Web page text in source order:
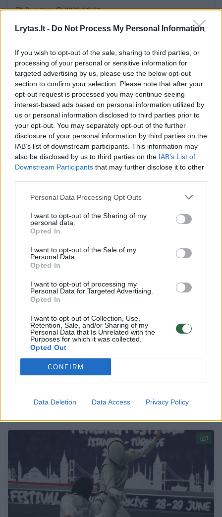
Lrytas.lt - Do Not Process My Personal Information
If you wish to opt-out of the sale, sharing to third parties, or
processing of your personal or sensitive information for
targeted advertising by us, please use the below opt-out
section to confirm your selection. Please note that after your
opt-out request is processed you may continue seeing
interest-based ads based on personal information utilized by
us or personal information disclosed to third parties prior to
your opt-out. You may separately opt-out of the further
disclosure of your personal information by third parties on the
IAB’s list of downstream participants. This information may
also be disclosed by us to third parties on the IAB’s List of
Downstream Participants that may further disclose it to other
Personal Data Processing Opt Outs
I want to opt-out of the Sharing of my
personal data.
Opted In
I want to opt-out of the Sale of my
Personal Data.
Opted In
I want to opt-out of processing my
Personal Data for Targeted Advertising.
Opted In
I want to opt-out of Collection, Use,
Retention, Sale, and/or Sharing of my
Personal Data that Is Unrelated with the
Purposes for which it was collected.
Opted Out
CONFIRM
Data Deletion Data Access Privacy Policy
Sportas 2026-03-23
Paaiškėjo Lietuvos jaunių ir jaunimo
1